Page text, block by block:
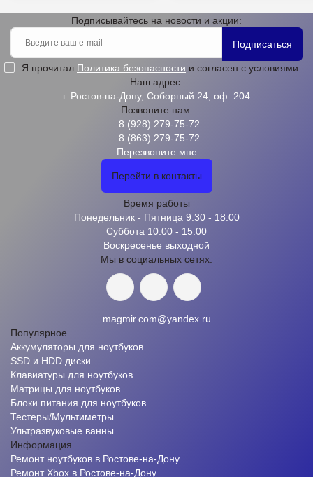
Подписывайтесь на новости и акции:
Подписаться
Я прочитал Политика безопасности и согласен с условиями
Наш адрес:
г. Ростов-на-Дону, Соборный 24, оф. 204
Позвоните нам:
8 (928) 279-75-72
8 (863) 279-75-72
Перезвоните мне
Перейти в контакты
Время работы
Понедельник - Пятница 9:30 - 18:00
Суббота 10:00 - 15:00
Воскресенье выходной
Мы в социальных сетях:
magmir.com@yandex.ru
Популярное
Аккумуляторы для ноутбуков
SSD и HDD диски
Клавиатуры для ноутбуков
Матрицы для ноутбуков
Блоки питания для ноутбуков
Тестеры/Мультиметры
Ультразвуковые ванны
Информация
Ремонт ноутбуков в Ростове-на-Дону
Ремонт Xbox в Ростове-на-Дону